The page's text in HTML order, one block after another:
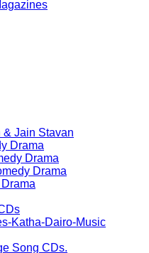
Jain Stavan
Drama
Drama
Drama
Katha-Dairo-Music
Song CDs.